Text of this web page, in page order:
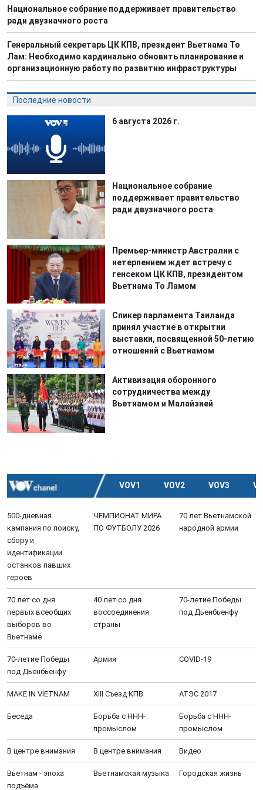
Национальное собрание поддерживает правительство
ради двузначного роста
Генеральный секретарь ЦК КПВ, президент Вьетнама То
Лам: Необходимо кардинально обновить планирование и
организационную работу по развитию инфраструктуры
Последние новости
6 августа 2026 г.
Национальное собрание
поддерживает правительство
ради двузначного роста
Премьер-министр Австралии с
нетерпением ждет встречу с
генсеком ЦК КПВ, президентом
Вьетнама То Ламом
Спикер парламента Таиланда
принял участие в открытии
выставки, посвященной 50-летию
отношений с Вьетнамом
Активизация оборонного
сотрудничества между
Вьетнамом и Малайзией
VOV1 VOV2 VOV3
500-дневная
кампания по поиску,
сбору и
идентификации
останков павших
героев
ЧЕМПИОНАТ МИРА
ПО ФУТБОЛУ 2026
70 лет Вьетнамской
народной армии
70 лет со дня
первых всеобщих
выборов во
Вьетнаме
40 лет со дня
воссоединения
страны
70-летие Победы
под Дьенбьенфу
70-летие Победы
под Дьенбьенфу
Aрмия COVID-19
MAKE IN VIETNAM XIII Cъезд КПВ АТЭС 2017
Беседа
Борьба с ННН-
промыслом
Борьба с ННН-
промыслом
В центре внимания В центре внимания Видео
Вьетнам - эпоха
подъёма
Вьетнамская музыка Городская жизнь